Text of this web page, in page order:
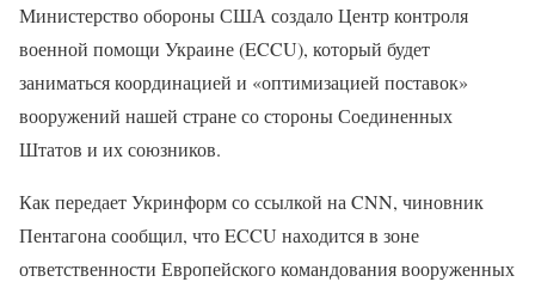
Министерство обороны США создало Центр контроля
военной помощи Украине (ECCU), который будет
заниматься координацией и «оптимизацией поставок»
вооружений нашей стране со стороны Соединенных
Штатов и их союзников.
Как передает Укринформ со ссылкой на CNN, чиновник
Пентагона сообщил, что ECCU находится в зоне
ответственности Европейского командования вооруженных